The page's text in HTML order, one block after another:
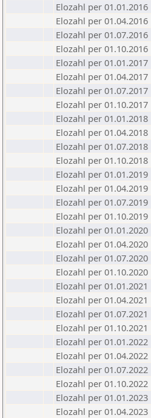
Elozahl per 01.01.2016
Elozahl per 01.04.2016
Elozahl per 01.07.2016
Elozahl per 01.10.2016
Elozahl per 01.01.2017
Elozahl per 01.04.2017
Elozahl per 01.07.2017
Elozahl per 01.10.2017
Elozahl per 01.01.2018
Elozahl per 01.04.2018
Elozahl per 01.07.2018
Elozahl per 01.10.2018
Elozahl per 01.01.2019
Elozahl per 01.04.2019
Elozahl per 01.07.2019
Elozahl per 01.10.2019
Elozahl per 01.01.2020
Elozahl per 01.04.2020
Elozahl per 01.07.2020
Elozahl per 01.10.2020
Elozahl per 01.01.2021
Elozahl per 01.04.2021
Elozahl per 01.07.2021
Elozahl per 01.10.2021
Elozahl per 01.01.2022
Elozahl per 01.04.2022
Elozahl per 01.07.2022
Elozahl per 01.10.2022
Elozahl per 01.01.2023
Elozahl per 01.04.2023